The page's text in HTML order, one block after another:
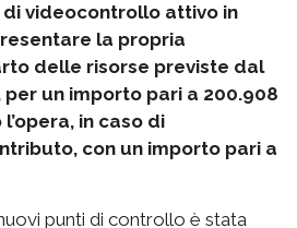
videocontrollo attivo in
la propria
delle risorse previste dal
per un importo pari a 200.908
in caso di
con un importo pari a
punti di controllo è stata